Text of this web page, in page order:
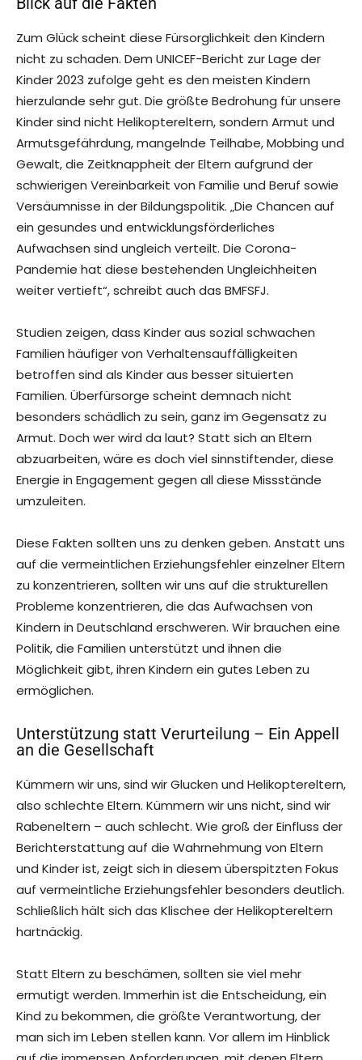
Zum Glück scheint diese Fürsorglichkeit den Kindern
nicht zu schaden. Dem UNICEF-Bericht zur Lage der
Kinder 2023 zufolge geht es den meisten Kindern
hierzulande sehr gut. Die größte Bedrohung für unsere
Kinder sind nicht Helikoptereltern, sondern Armut und
Armutsgefährdung, mangelnde Teilhabe, Mobbing und
Gewalt, die Zeitknappheit der Eltern aufgrund der
schwierigen Vereinbarkeit von Familie und Beruf sowie
Versäumnisse in der Bildungspolitik. „Die Chancen auf
ein gesundes und entwicklungsförderliches
Aufwachsen sind ungleich verteilt. Die Corona-
Pandemie hat diese bestehenden Ungleichheiten
weiter vertieft“, schreibt auch das BMFSFJ.
Studien zeigen, dass Kinder aus sozial schwachen
Familien häufiger von Verhaltensauffälligkeiten
betroffen sind als Kinder aus besser situierten
Familien. Überfürsorge scheint demnach nicht
besonders schädlich zu sein, ganz im Gegensatz zu
Armut. Doch wer wird da laut? Statt sich an Eltern
abzuarbeiten, wäre es doch viel sinnstiftender, diese
Energie in Engagement gegen all diese Missstände
umzuleiten.
Diese Fakten sollten uns zu denken geben. Anstatt uns
auf die vermeintlichen Erziehungsfehler einzelner Eltern
zu konzentrieren, sollten wir uns auf die strukturellen
Probleme konzentrieren, die das Aufwachsen von
Kindern in Deutschland erschweren. Wir brauchen eine
Politik, die Familien unterstützt und ihnen die
Möglichkeit gibt, ihren Kindern ein gutes Leben zu
ermöglichen.
Unterstützung statt Verurteilung – Ein Appell
an die Gesellschaft
Kümmern wir uns, sind wir Glucken und Helikoptereltern,
also schlechte Eltern. Kümmern wir uns nicht, sind wir
Rabeneltern – auch schlecht. Wie groß der Einfluss der
Berichterstattung auf die Wahrnehmung von Eltern
und Kinder ist, zeigt sich in diesem überspitzten Fokus
auf vermeintliche Erziehungsfehler besonders deutlich.
Schließlich hält sich das Klischee der Helikoptereltern
hartnäckig.
Statt Eltern zu beschämen, sollten sie viel mehr
ermutigt werden. Immerhin ist die Entscheidung, ein
Kind zu bekommen, die größte Verantwortung, der
man sich im Leben stellen kann. Vor allem im Hinblick